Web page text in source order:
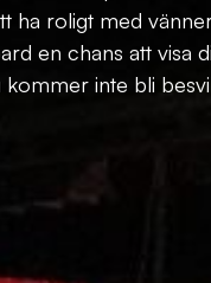
ha roligt med
en chans att visa
kommer inte bli